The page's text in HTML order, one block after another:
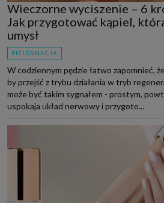
Wieczorne wyciszenie – 6
Jak przygotować kąpiel,
umysł
PIELĘGNACJA
W codziennym pędzie łatwo zapomnieć,
by przejść z trybu działania w tryb
może być takim sygnałem - prostym,
uspokaja układ nerwowy i przygoto...